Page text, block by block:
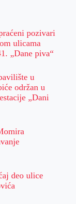
pozivari
ulicama
„Dane piva“
u
održan u
„Dani
deo ulice